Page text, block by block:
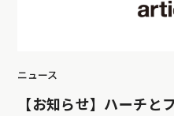
ニュース
【お知らせ】ハーチと